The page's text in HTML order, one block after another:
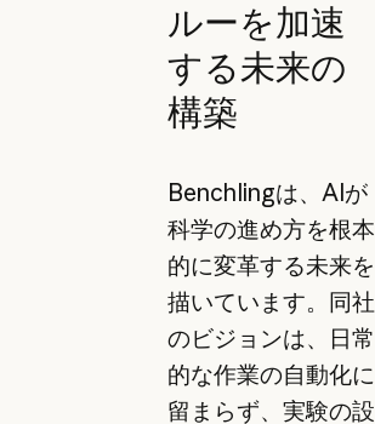
ルーを加速
する未来の
構築
Benchlingは、AIが
科学の進め方を根本
的に変革する未来を
描いています。同社
のビジョンは、日常
的な作業の自動化に
留まらず、実験の設